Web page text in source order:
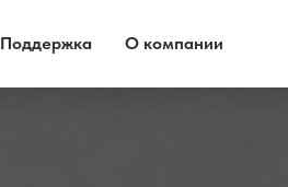
Поддержка О компании